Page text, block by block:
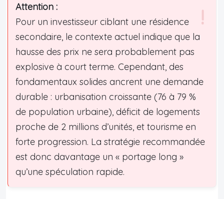
Attention :
Pour un investisseur ciblant une résidence
secondaire, le contexte actuel indique que la
hausse des prix ne sera probablement pas
explosive à court terme. Cependant, des
fondamentaux solides ancrent une demande
durable : urbanisation croissante (76 à 79 %
de population urbaine), déficit de logements
proche de 2 millions d’unités, et tourisme en
forte progression. La stratégie recommandée
est donc davantage un « portage long »
qu’une spéculation rapide.